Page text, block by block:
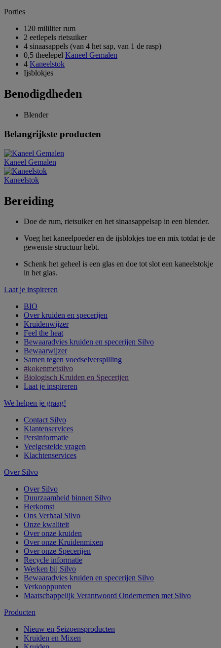
Porties
120 mililiter rum
2 eetlepels rietsuiker
4 sinaasappels (van 4 het sap, van 1 de rasp)
0,5 theelepel Kaneel Gemalen
4 Kaneelstok
Ijsblokjes
Benodigdheden
Blender
Belangrijkste producten
Kaneel Gemalen
Kaneelstok
Bereiding
Doe de rum, rietsuiker en het sinaasappelsap in een blender.
Voeg het kaneelpoeder en de ijsblokjes toe en mix totdat je de
gewenste structuur hebt.
Schenk het geheel is een glas en doe tot slot een kaneelstokje
in het glas.
Laat je inspireren
BIO
Over kruiden en specerijen
Kruidenwijzer
Feel the heat
Bewaaradvies kruiden en specerijen Silvo
Bewaarwijzer
Samen tegen voedselverspilling
#kokenmetsilvo
Biologisch Kruiden en Specerijen
Laat je inspireren
We helpen je graag!
Contact Silvo
Klantenservices
Persinformatie
Veelgestelde vragen
Klachtenservices
Over Silvo
Over Silvo
Duurzaamheid binnen Silvo
Herkomst
Ons Verhaal Silvo
Onze kwaliteit
Over onze kruiden
Over onze Kruidenmixen
Over onze Specerijen
Recycle informatie
Werken bij Silvo
Bewaaradvies kruiden en specerijen Silvo
Verkooppunten
Maatschappelijk Verantwoord Ondernemen met Silvo
Producten
Nieuw en Seizoensproducten
Kruiden en Mixen